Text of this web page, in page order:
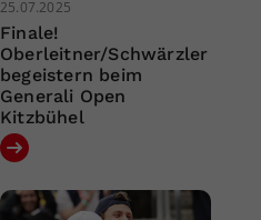
25.07.2025
Finale!
Oberleitner/Schwärzler
begeistern beim
Generali Open
Kitzbühel